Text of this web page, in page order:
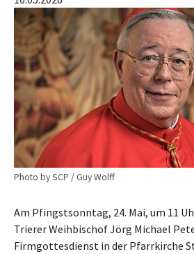
Photo by SCP / Guy Wolff
Am Pfingstsonntag, 24. Mai, um 11
Trierer Weihbischof Jörg Michael
Firmgottesdienst in der Pfarrkirche